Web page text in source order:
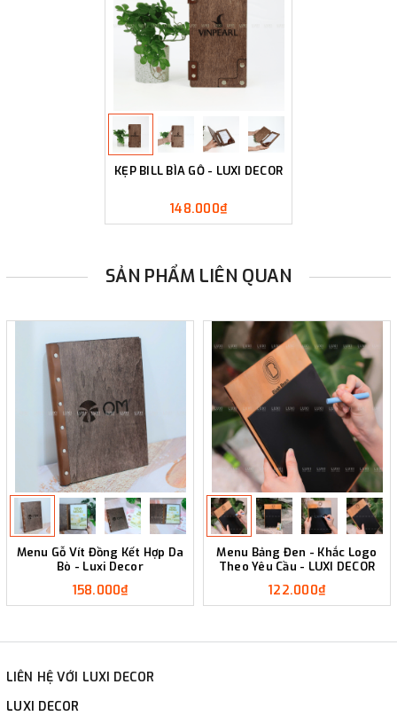
KẸP BILL BÌA GỖ - LUXI DECOR
148.000₫
SẢN PHẨM LIÊN QUAN
Menu Gỗ Vít Đồng Kết Hợp Da
Bò - Luxi Decor
158.000₫
Menu Bảng Đen - Khắc Logo
Theo Yêu Cầu - LUXI DECOR
122.000₫
LIÊN HỆ VỚI LUXI DECOR
LUXI DECOR